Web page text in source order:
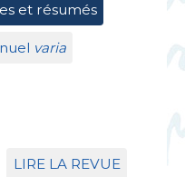
et résumés
varia
LIRE LA REVUE